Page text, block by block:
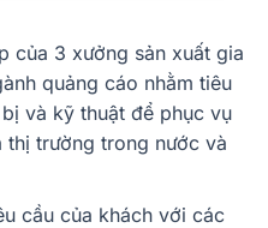
của 3 xưởng sản xuất gia
quảng cáo nhằm tiêu
và kỹ thuật để phục vụ
thị trường trong nước và
cầu của khách với các